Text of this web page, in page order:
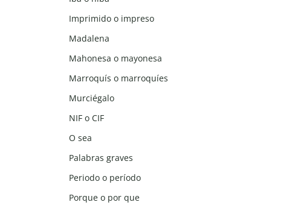
Imprimido o impreso
Madalena
Mahonesa o mayonesa
Marroquís o marroquíes
Murciégalo
NIF o CIF
O sea
Palabras graves
Periodo o período
Porque o por que